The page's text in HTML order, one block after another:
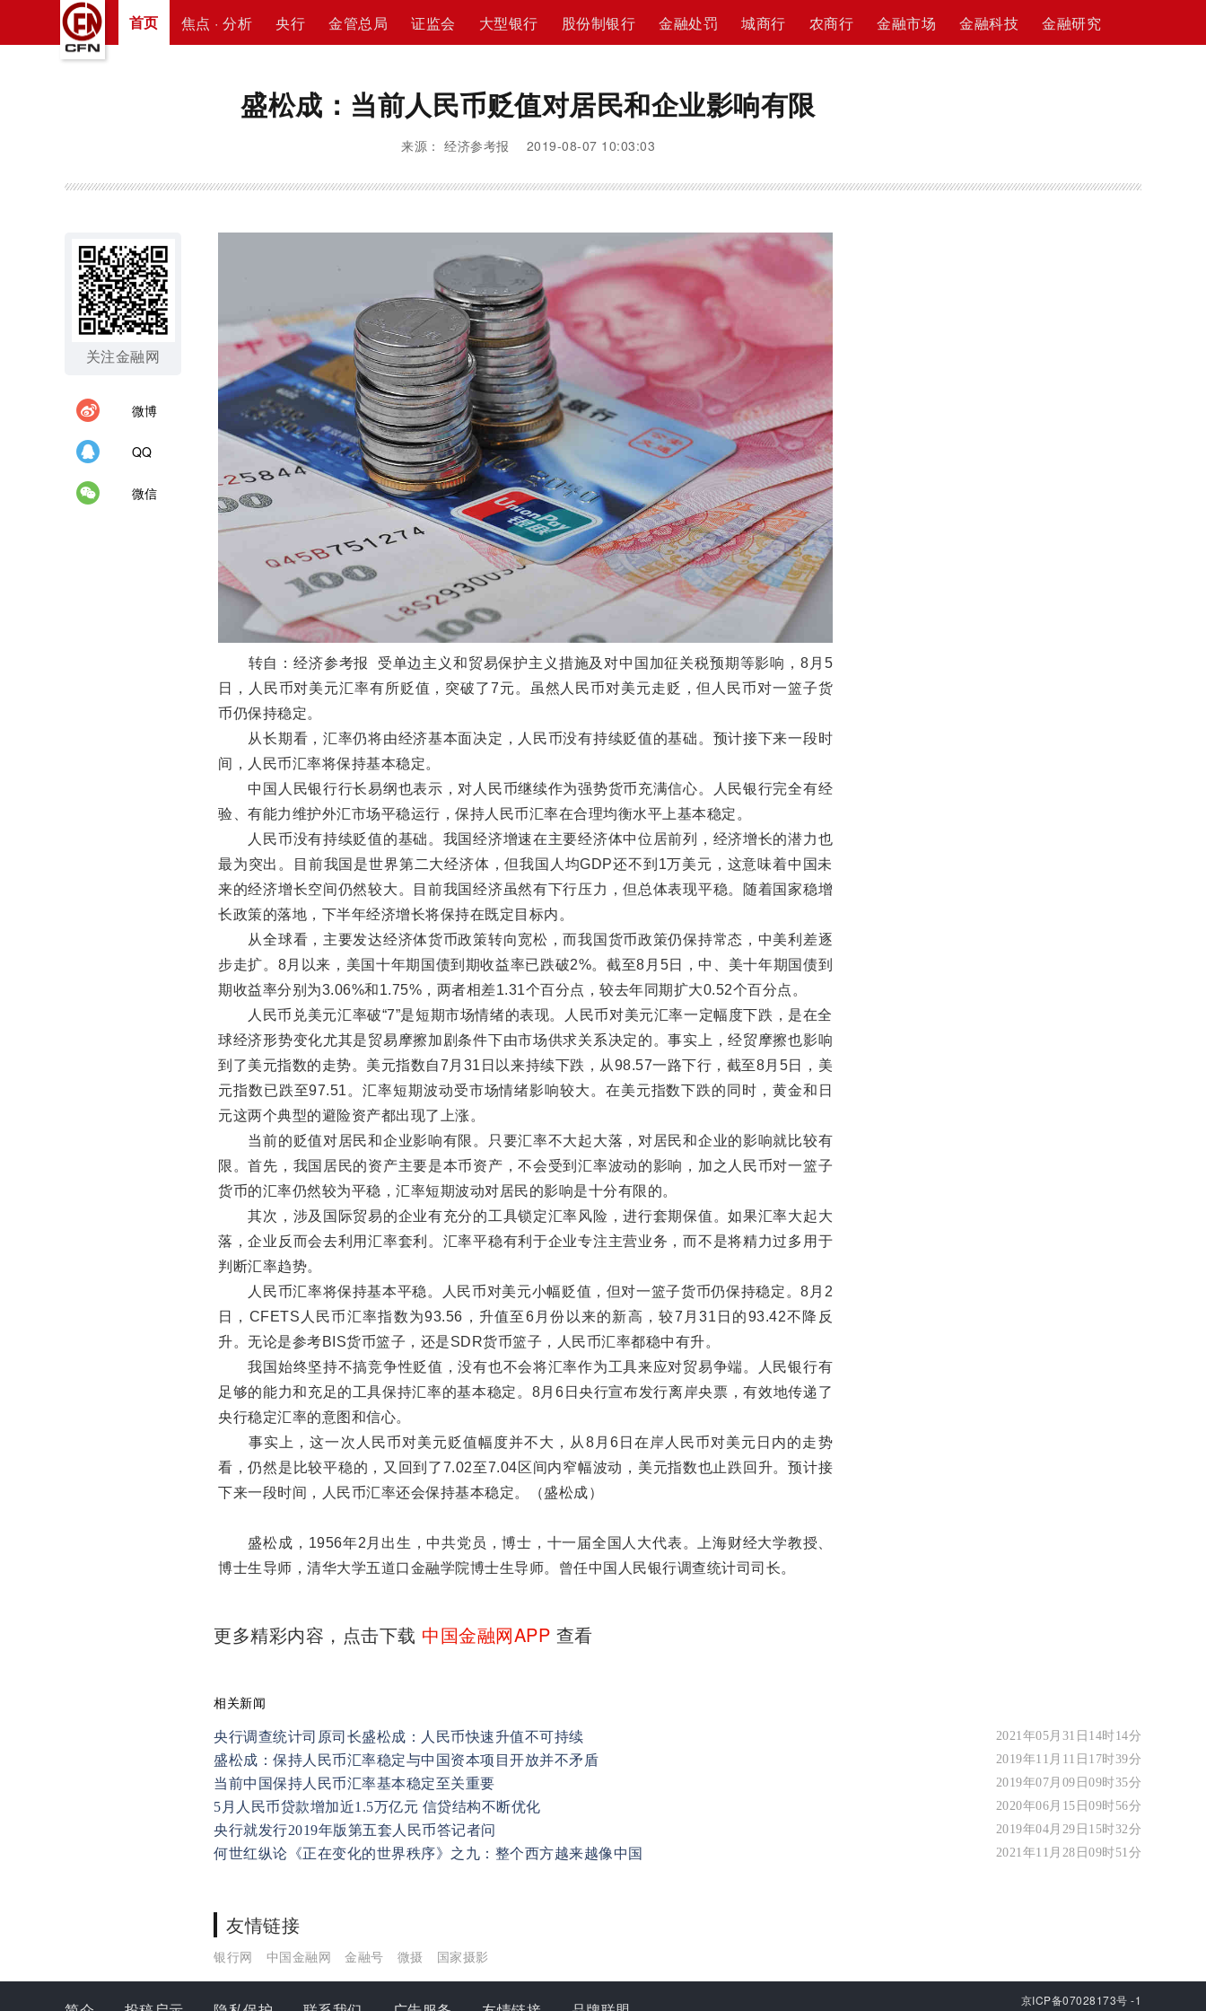
首页 焦点 · 分析 央行 金管总局 证监会 大型银行 股份制银行 金融处罚 城商行 农商行 金融市场 金融科技 金融研究
盛松成：当前人民币贬值对居民和企业影响有限
来源： 经济参考报 2019-08-07 10:03:03
关注金融网
微博
QQ
微信
转自：经济参考报 受单边主义和贸易保护主义措施及对中国加征关税预期等影响，8月5
日，人民币对美元汇率有所贬值，突破了7元。虽然人民币对美元走贬，但人民币对一篮子货
币仍保持稳定。
从长期看，汇率仍将由经济基本面决定，人民币没有持续贬值的基础。预计接下来一段时
间，人民币汇率将保持基本稳定。
中国人民银行行长易纲也表示，对人民币继续作为强势货币充满信心。人民银行完全有经
验、有能力维护外汇市场平稳运行，保持人民币汇率在合理均衡水平上基本稳定。
人民币没有持续贬值的基础。我国经济增速在主要经济体中位居前列，经济增长的潜力也
最为突出。目前我国是世界第二大经济体，但我国人均GDP还不到1万美元，这意味着中国未
来的经济增长空间仍然较大。目前我国经济虽然有下行压力，但总体表现平稳。随着国家稳增
长政策的落地，下半年经济增长将保持在既定目标内。
从全球看，主要发达经济体货币政策转向宽松，而我国货币政策仍保持常态，中美利差逐
步走扩。8月以来，美国十年期国债到期收益率已跌破2%。截至8月5日，中、美十年期国债到
期收益率分别为3.06%和1.75%，两者相差1.31个百分点，较去年同期扩大0.52个百分点。
人民币兑美元汇率破“7”是短期市场情绪的表现。人民币对美元汇率一定幅度下跌，是在全
球经济形势变化尤其是贸易摩擦加剧条件下由市场供求关系决定的。事实上，经贸摩擦也影响
到了美元指数的走势。美元指数自7月31日以来持续下跌，从98.57一路下行，截至8月5日，美
元指数已跌至97.51。汇率短期波动受市场情绪影响较大。在美元指数下跌的同时，黄金和日
元这两个典型的避险资产都出现了上涨。
当前的贬值对居民和企业影响有限。只要汇率不大起大落，对居民和企业的影响就比较有
限。首先，我国居民的资产主要是本币资产，不会受到汇率波动的影响，加之人民币对一篮子
货币的汇率仍然较为平稳，汇率短期波动对居民的影响是十分有限的。
其次，涉及国际贸易的企业有充分的工具锁定汇率风险，进行套期保值。如果汇率大起大
落，企业反而会去利用汇率套利。汇率平稳有利于企业专注主营业务，而不是将精力过多用于
判断汇率趋势。
人民币汇率将保持基本平稳。人民币对美元小幅贬值，但对一篮子货币仍保持稳定。8月2
日，CFETS人民币汇率指数为93.56，升值至6月份以来的新高，较7月31日的93.42不降反
升。无论是参考BIS货币篮子，还是SDR货币篮子，人民币汇率都稳中有升。
我国始终坚持不搞竞争性贬值，没有也不会将汇率作为工具来应对贸易争端。人民银行有
足够的能力和充足的工具保持汇率的基本稳定。8月6日央行宣布发行离岸央票，有效地传递了
央行稳定汇率的意图和信心。
事实上，这一次人民币对美元贬值幅度并不大，从8月6日在岸人民币对美元日内的走势
看，仍然是比较平稳的，又回到了7.02至7.04区间内窄幅波动，美元指数也止跌回升。预计接
下来一段时间，人民币汇率还会保持基本稳定。（盛松成）
盛松成，1956年2月出生，中共党员，博士，十一届全国人大代表。上海财经大学教授、
博士生导师，清华大学五道口金融学院博士生导师。曾任中国人民银行调查统计司司长。
更多精彩内容，点击下载 中国金融网APP 查看
相关新闻
央行调查统计司原司长盛松成：人民币快速升值不可持续 2021年05月31日14时14分
盛松成：保持人民币汇率稳定与中国资本项目开放并不矛盾 2019年11月11日17时39分
当前中国保持人民币汇率基本稳定至关重要 2019年07月09日09时35分
5月人民币贷款增加近1.5万亿元 信贷结构不断优化 2020年06月15日09时56分
央行就发行2019年版第五套人民币答记者问 2019年04月29日15时32分
何世红纵论《正在变化的世界秩序》之九：整个西方越来越像中国 2021年11月28日09时51分
友情链接
银行网 中国金融网 金融号 微摄 国家摄影
京ICP备07028173号 -1